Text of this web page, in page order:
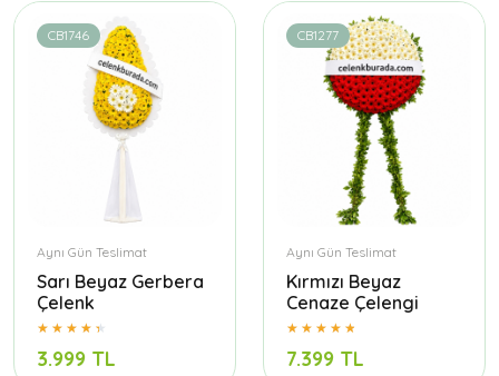
CB1746
Aynı Gün Teslimat
Sarı Beyaz Gerbera
Çelenk
3.999 TL
CB1277
Aynı Gün Teslimat
Kırmızı Beyaz
Cenaze Çelengi
7.399 TL